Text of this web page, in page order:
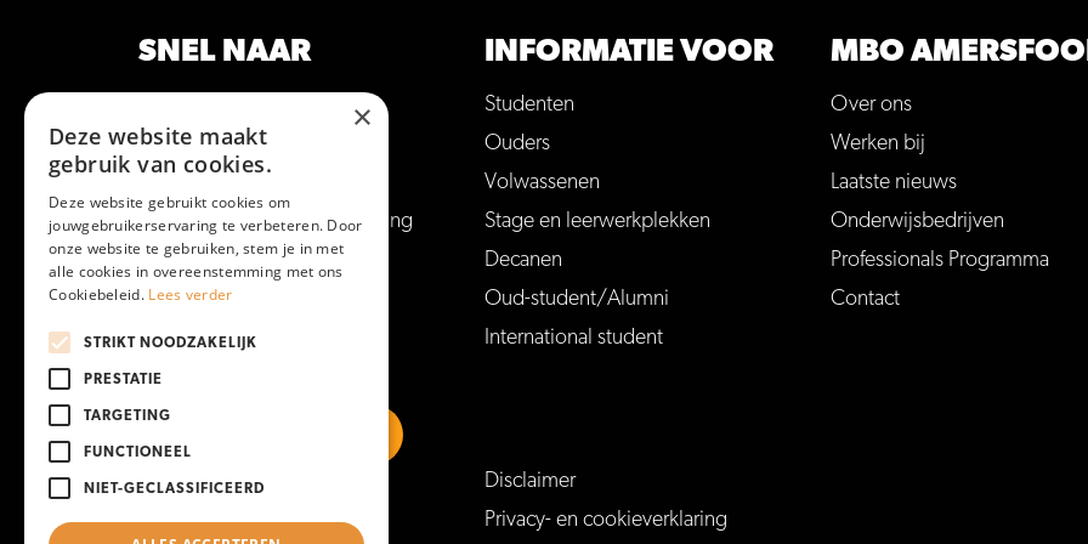
SNEL NAAR
Hulp bij studiekeuze
Aanmelden voor een opleiding
Vakantie en vrije dagen
Veelgestelde vragen
INFORMATIE VOOR
Studenten
Ouders
Volwassenen
Stage en leerwerkplekken
Decanen
Oud-student/Alumni
International student
MBO
Over ons
Werken bij
Laatste nieuws
Onderwijsbedrijven
Professionals Programma
Contact
https://www.linkedin.com/school/mboamersfoort
https://www.instagram.com/mboamersfoort/
https://www.facebook.com/MBOAmersfoort
https://www.youtube.com/channel/UCQTy6iqLXu4Q6_ZT-7j0UGw
Disclaimer
Privacy- en cookieverklaring
×
Deze website maakt
gebruik van cookies.
Deze website gebruikt cookies om
jouwgebruikerservaring te verbeteren. Door
onze website te gebruiken, stem je in met
alle cookies in overeenstemming met ons
Cookiebeleid. Lees verder
STRIKT NOODZAKELIJK
PRESTATIE
TARGETING
FUNCTIONEEL
NIET-GECLASSIFICEERD